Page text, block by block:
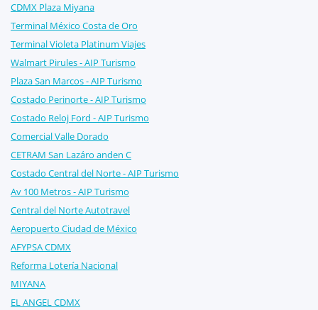
CDMX Plaza Miyana
Terminal México Costa de Oro
Terminal Violeta Platinum Viajes
Walmart Pirules - AIP Turismo
Plaza San Marcos - AIP Turismo
Costado Perinorte - AIP Turismo
Costado Reloj Ford - AIP Turismo
Comercial Valle Dorado
CETRAM San Lazáro anden C
Costado Central del Norte - AIP Turismo
Av 100 Metros - AIP Turismo
Central del Norte Autotravel
Aeropuerto Ciudad de México
AFYPSA CDMX
Reforma Lotería Nacional
MIYANA
EL ANGEL CDMX